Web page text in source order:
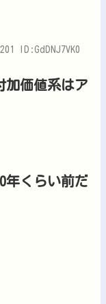
ID:GdDNJ7VK0
加価値系はア
年くらい前だ